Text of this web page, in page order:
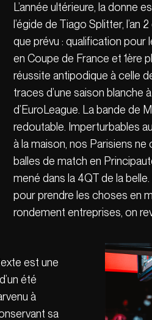
L’année ultérieure, la donne
l’égide de Tiago Splitter,
que prévu : qualification pour
en Coupe de France et 1ère
réussite antipodique à celle
traces d’une saison blanche
d’EuroLeague. La bande de
redoutable. Imperturbables
à la maison, nos Parisiens
balles de match en
mené dans la 4QT de la
pour prendre les choses en
rondement entreprises, on
est une
été
à
sa